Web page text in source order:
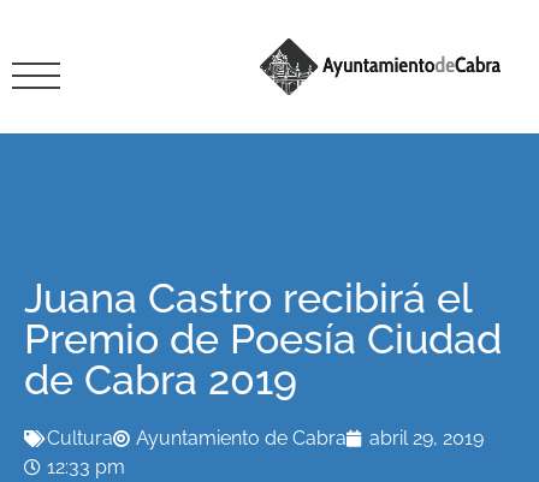
Juana Castro recibirá el
Premio de Poesía Ciudad
de Cabra 2019
Cultura Ayuntamiento de Cabra
abril 29, 2019
12:33 pm